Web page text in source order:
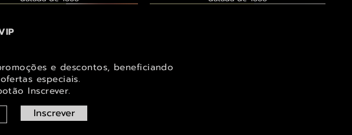
e descontos, beneficiando
especiais.
Inscrever.
Inscrever